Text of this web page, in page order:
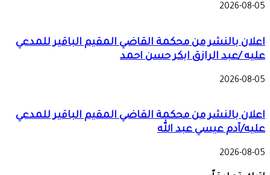
2026-08-05
اعلان بالنشر من محكمة القاضي المقيم الباقير للمدعي
عليه /عبد الرازق ابكر حسن احمد
2026-08-05
اعلان بالنشر من محكمة القاضي المقيم الباقير للمدعي
عليه/آدم عيسي عبد الله
2026-08-05